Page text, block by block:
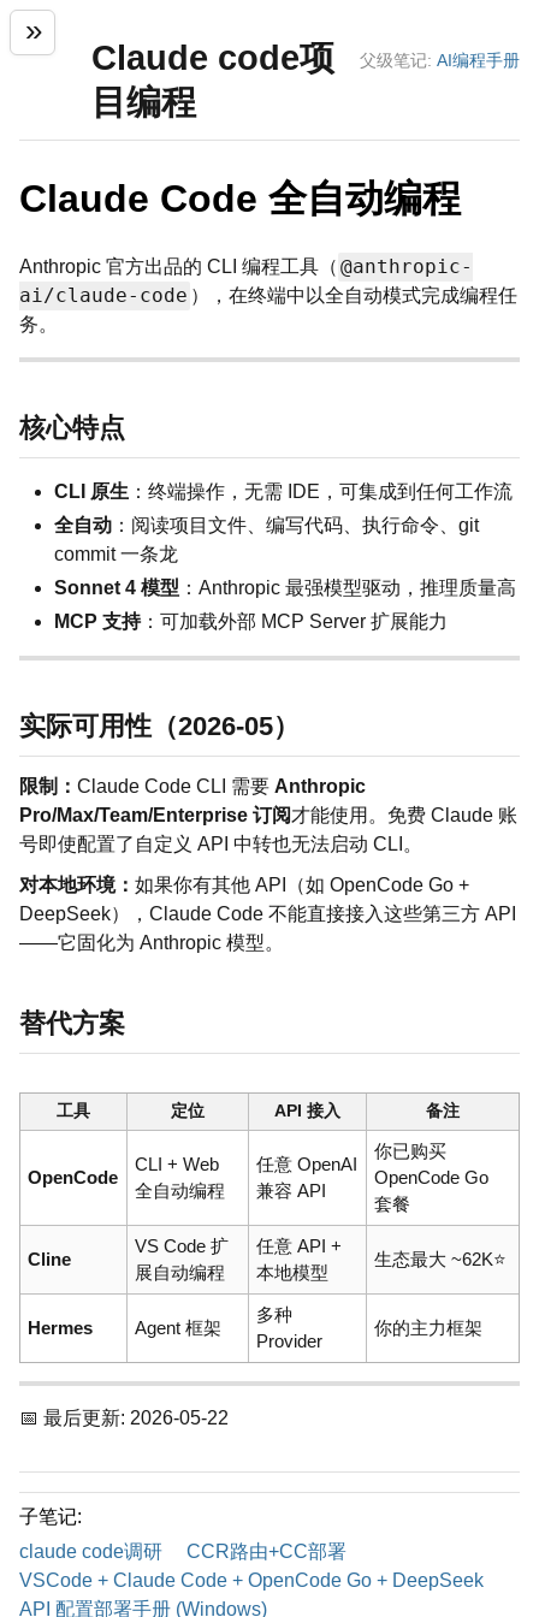
父级笔记: AI编程手册
Claude code项
目编程
Claude Code 全自动编程
Anthropic 官方出品的 CLI 编程工具（ @anthropic-
ai/claude-code ），在终端中以全自动模式完成编程任
务。
核心特点
CLI 原生 ：终端操作，无需 IDE，可集成到任何工作流
全自动：阅读项目文件、编写代码、执行命令、git
commit 一条龙
Sonnet 4 模型 ：Anthropic 最强模型驱动，推理质量高
MCP 支持：可加载外部 MCP Server 扩展能力
实际可用性（2026-05）
限制： Claude Code CLI 需要 Anthropic
Pro/Max/Team/Enterprise 订阅才能使用。免费 Claude 账
号即使配置了自定义 API 中转也无法启动 CLI。
对本地环境： 如果你有其他 API（如 OpenCode Go +
DeepSeek），Claude Code 不能直接接入这些第三方 API
——它固化为 Anthropic 模型。
替代方案
工具 定位 API 接入 备注
OpenCode
CLI + Web
全自动编程
任意 OpenAI
兼容 API
你已购买
OpenCode Go
套餐
Cline
VS Code 扩
展自动编程
任意 API +
本地模型
生态最大 ~62K⭐
Hermes Agent 框架
多种
Provider
你的主力框架
📅 最后更新: 2026-05-22
子笔记:
claude code调研
CCR路由+CC部署
VSCode + Claude Code + OpenCode Go + DeepSeek
API 配置部署手册 (Windows)